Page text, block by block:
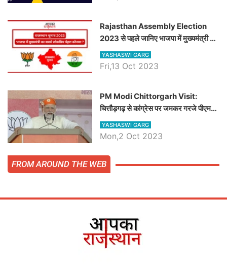
Rajasthan Assembly Election
2023 से पहले जानिए भाजपा में मुख्यमंत्री का
सबसे लोकप्रिय चेहरा कौनसा ?
YASHASWI GARG
Fri,13 Oct 2023
PM Modi Chittorgarh Visit:
चित्तौड़गढ़ से कांग्रेस पर जमकर गरजे पीएम
मोदी, जाने प्रधानमंत्री के भाषण की बड़ी
बातें, देखें वीडियो
YASHASWI GARG
Mon,2 Oct 2023
FROM AROUND THE WEB